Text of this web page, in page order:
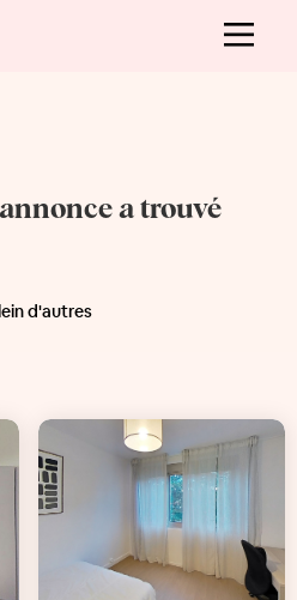
a trouvé
d'autres